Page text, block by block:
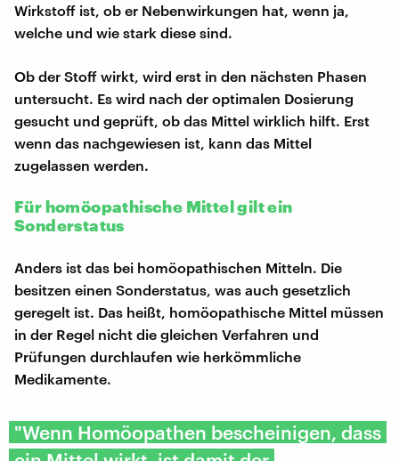
Wirkstoff ist, ob er Nebenwirkungen hat, wenn ja,
welche und wie stark diese sind.
Ob der Stoff wirkt, wird erst in den nächsten Phasen
untersucht. Es wird nach der optimalen Dosierung
gesucht und geprüft, ob das Mittel wirklich hilft. Erst
wenn das nachgewiesen ist, kann das Mittel
zugelassen werden.
Für homöopathische Mittel gilt ein
Sonderstatus
Anders ist das bei homöopathischen Mitteln. Die
besitzen einen Sonderstatus, was auch gesetzlich
geregelt ist. Das heißt, homöopathische Mittel müssen
in der Regel nicht die gleichen Verfahren und
Prüfungen durchlaufen wie herkömmliche
Medikamente.
"Wenn Homöopathen bescheinigen, dass